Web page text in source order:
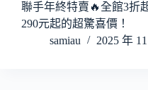
聯手年終特賣🔥全館3折
290元起的超驚喜價！
samiau
2025 年